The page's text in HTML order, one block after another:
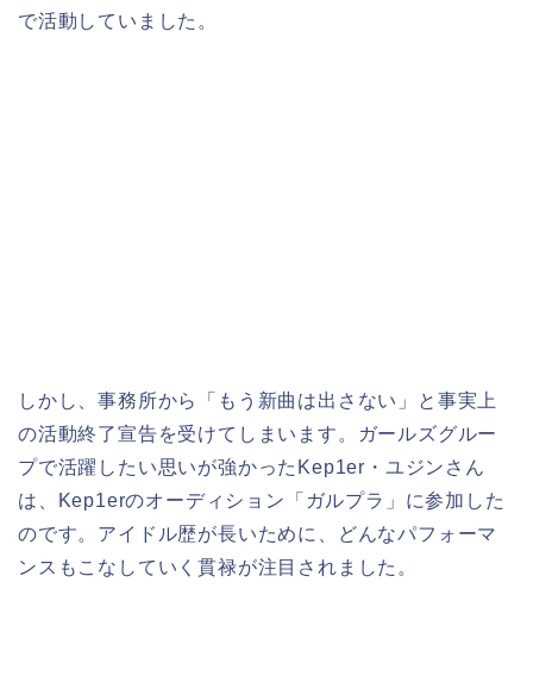
で活動していました。
しかし、事務所から「もう新曲は出さない」と事実上
の活動終了宣告を受けてしまいます。ガールズグルー
プで活躍したい思いが強かったKep1er・ユジンさん
は、Kep1erのオーディション「ガルプラ」に参加した
のです。アイドル歴が長いために、どんなパフォーマ
ンスもこなしていく貫禄が注目されました。